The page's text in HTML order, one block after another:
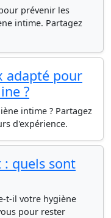
prévenir les
intime. Partagez
adapté pour
?
intime ? Partagez
d'expérience.
quels sont
t-il votre hygiène
pour rester